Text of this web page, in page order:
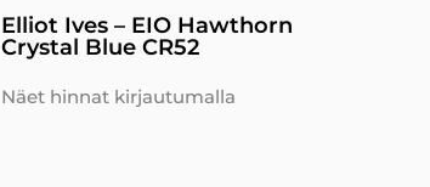
Elliot Ives – EIO Hawthorn
Crystal Blue CR52
Näet hinnat kirjautumalla